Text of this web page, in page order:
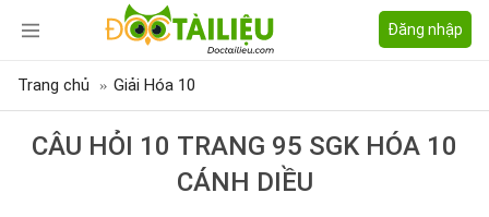
Đăng nhập
Trang chủ Giải Hóa 10
CÂU HỎI 10 TRANG 95 SGK HÓA 10
CÁNH DIỀU